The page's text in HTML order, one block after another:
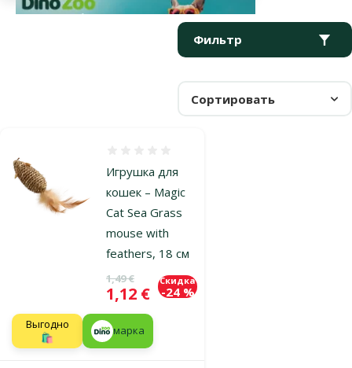
Фильтр
Сортировать
Продукты в категории Мышки игрушки для хорьков
Игрушка для
кошек – Magic
Cat Sea Grass
mouse with
feathers, 18 см
Исходная цена
1,49 €
Цена
1,12 €
Скидка
-24 %
Выгодно
🛍️
марка